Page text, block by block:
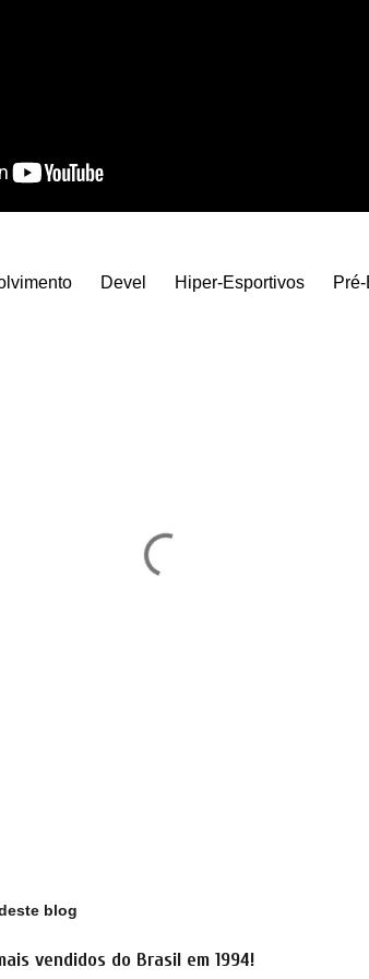
Devel Hiper-Esportivos
blog
vendidos do Brasil em 1994!